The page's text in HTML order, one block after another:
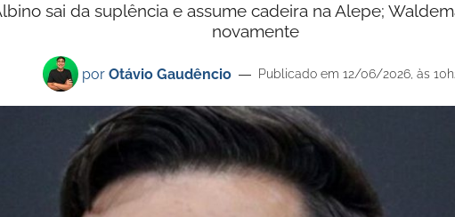
sai da suplência e assume cadeira na Alepe;
novamente
por Otávio Gaudêncio Publicado em 12/06/2026, às